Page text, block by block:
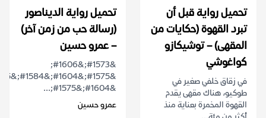
تحميل رواية قبل أن
تبرد القهوة (حكايات من
المقهى) – توشيكازو
كواغوشي
في زقاق خلفي صغير في
طوكيو، هناك مقهى يقدم
القهوة المخمرة بعناية منذ
تحميل رواية الديناصور
(رسالة حب من زمن آخر)
– عمرو حسين
&#1573;&#1606;
&#1604;&#1575;...
عمرو حسين